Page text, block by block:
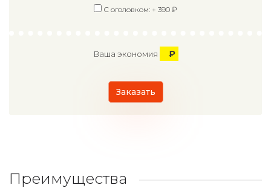
С оголовком: + 390 ₽
Ваша экономия ₽
Заказать
Преимущества